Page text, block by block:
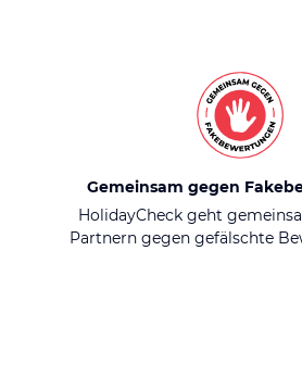
Gemeinsam gegen
HolidayCheck geht
Partnern gegen gefälschte